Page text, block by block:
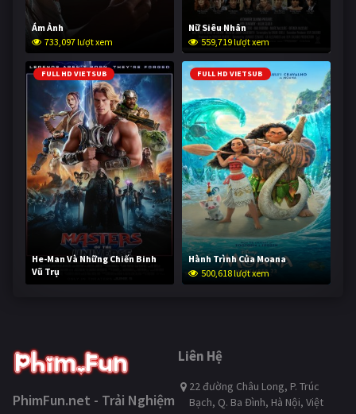
Ám Ảnh
733,097 lượt xem
Nữ Siêu Nhân
559,719 lượt xem
FULL HD VIETSUB
He-Man Và Những Chiến Binh
Vũ Trụ
250,302 lượt xem
FULL HD VIETSUB
Hành Trình Của Moana
500,618 lượt xem
PhimFun.net - Trải Nghiệm
Liên Hệ
22 đường Châu Long, P. Trúc
Bạch, Q. Ba Đình, Hà Nội, Việt